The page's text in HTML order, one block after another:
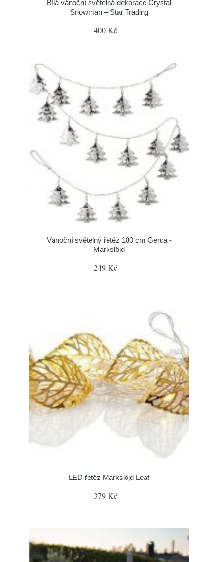
Bílá vánoční světelná dekorace Crystal
Snowman – Star Trading
400 Kč
Vánoční světelný řetěz 180 cm Gerda -
Markslöjd
249 Kč
LED řetěz Markslöjd Leaf
379 Kč